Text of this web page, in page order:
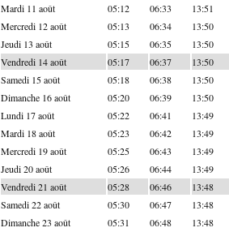
Mardi 11 août 05:12 06:33 13:51
Mercredi 12 août 05:13 06:34 13:50
Jeudi 13 août 05:15 06:35 13:50
Vendredi 14 août 05:17 06:37 13:50
Samedi 15 août 05:18 06:38 13:50
Dimanche 16 août 05:20 06:39 13:50
Lundi 17 août 05:22 06:41 13:49
Mardi 18 août 05:23 06:42 13:49
Mercredi 19 août 05:25 06:43 13:49
Jeudi 20 août 05:26 06:44 13:49
Vendredi 21 août 05:28 06:46 13:48
Samedi 22 août 05:30 06:47 13:48
Dimanche 23 août 05:31 06:48 13:48